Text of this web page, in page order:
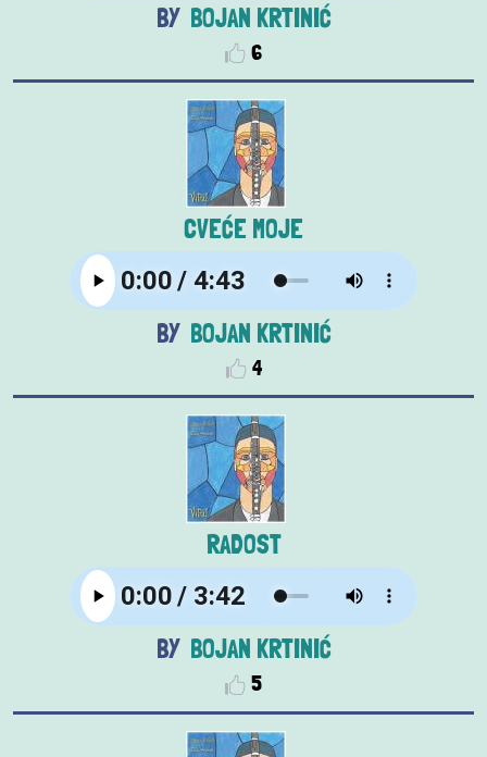
BOJAN KRTINIĆ
6
CVEĆE MOJE
BOJAN KRTINIĆ
4
RADOST
BOJAN KRTINIĆ
5